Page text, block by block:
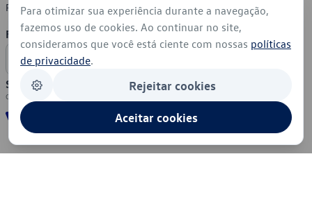
Política de Cookies
Formas de Pagamento
Segurança
Para otimizar sua experiência durante a navegação,
fazemos uso de cookies. Ao continuar no site,
consideramos que você está ciente com nossas políticas
de privacidade.
Rejeitar cookies
Aceitar cookies